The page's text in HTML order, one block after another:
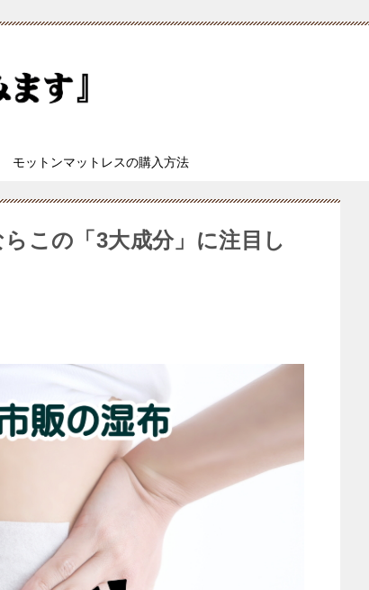
モットンマットレスの購入方法
この「3大成分」に注目し